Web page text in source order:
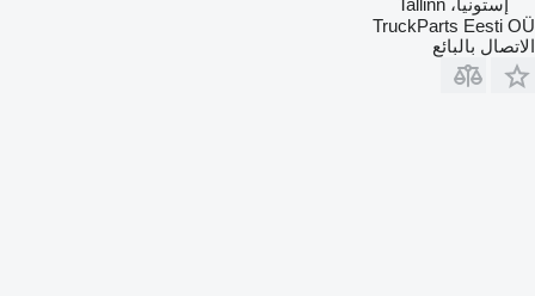
إستونيا، Tallinn
TruckParts Eesti OÜ
الاتصال بالبائع